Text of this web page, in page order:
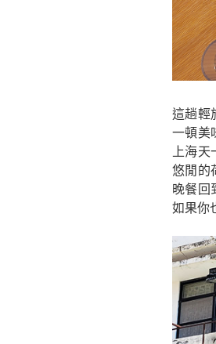
這趟輕
一頓美
上海天
悠閒的
晚餐回
如果你